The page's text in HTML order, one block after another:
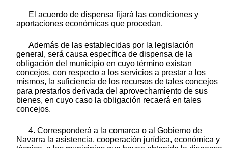
El acuerdo de dispensa fijará las condiciones y
aportaciones económicas que procedan.
Además de las establecidas por la legislación
general, será causa específica de dispensa de la
obligación del municipio en cuyo término existan
concejos, con respecto a los servicios a prestar a los
mismos, la suficiencia de los recursos de tales concejos
para prestarlos derivada del aprovechamiento de sus
bienes, en cuyo caso la obligación recaerá en tales
concejos.
4. Corresponderá a la comarca o al Gobierno de
Navarra la asistencia, cooperación jurídica, económica y